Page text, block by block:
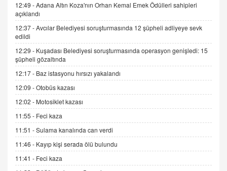
SEHER EREK
9.12.2025 10:11
İNCİ GÜL AKÖL
Trump Keşke Adana'yı da Ziyaret Etse...
06.07.2026 13:00
ADEM AKÖL
Esed Destekçilerinin Yüzüne Vurulan Şamar:
Sednaya
11.12.2024 12:30
DR. EKREM ASLAN
Gerçek Ne, Algı Ne? "Beraber Yürüyoruz"
12:49 -Adana Altın Koza'nın Orhan Kemal Emek Ödülleri sahipleri
açıklandı
12:37 -Avcılar Belediyesi soruşturmasında 12 şüpheli adliyeye sevk
edildi
12:29 - Kuşadası Belediyesi soruşturmasında operasyon genişledi: 15
şüpheli gözaltında
12:17 - Baz istasyonu hırsızı yakalandı
12:09 -Otobüs kazası
12:02 - Motosiklet kazası
11:55 - Feci kaza
11:51 -Sulama kanalında can verdi
11:46 - Kayıp kişi serada ölü bulundu
11:41 - Feci kaza